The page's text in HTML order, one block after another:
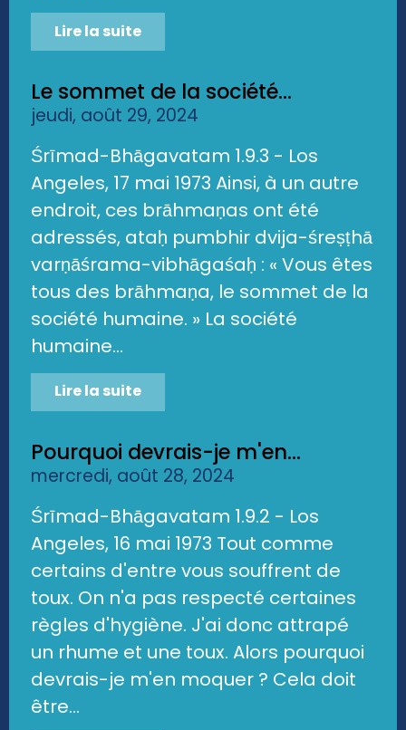
Lire la suite
Le sommet de la société...
jeudi, août 29, 2024
Śrīmad-Bhāgavatam 1.9.3 - Los
Angeles, 17 mai 1973 Ainsi, à un autre
endroit, ces brāhmaṇas ont été
adressés, ataḥ pumbhir dvija-śreṣṭhā
varṇāśrama-vibhāgaśaḥ : « Vous êtes
tous des brāhmaṇa, le sommet de la
société humaine. » La société
humaine...
Lire la suite
Pourquoi devrais-je m'en...
mercredi, août 28, 2024
Śrīmad-Bhāgavatam 1.9.2 - Los
Angeles, 16 mai 1973 Tout comme
certains d'entre vous souffrent de
toux. On n'a pas respecté certaines
règles d'hygiène. J'ai donc attrapé
un rhume et une toux. Alors pourquoi
devrais-je m'en moquer ? Cela doit
être...